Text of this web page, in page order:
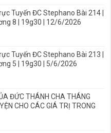
Tuyến ĐC Stephano Bài 214 |
8 | 19g30 | 12/6/2026
Tuyến ĐC Stephano Bài 213 |
5 | 19g30 | 5/6/2026
ĐỨC THÁNH CHA THÁNG
CHO CÁC GIÁ TRỊ TRONG